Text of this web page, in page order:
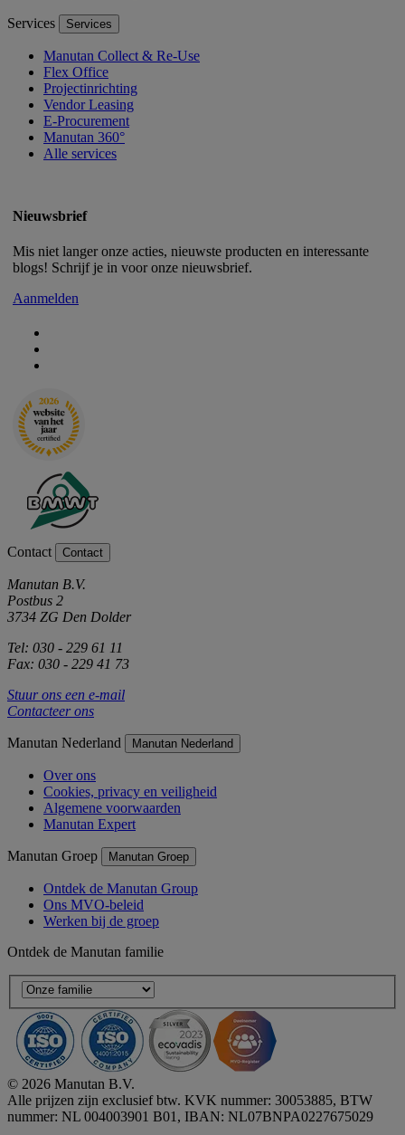
Services Services
Manutan Collect & Re-Use
Flex Office
Projectinrichting
Vendor Leasing
E-Procurement
Manutan 360°
Alle services
Nieuwsbrief
Mis niet langer onze acties, nieuwste producten en interessante
blogs! Schrijf je in voor onze nieuwsbrief.
Aanmelden
Contact Contact
Manutan B.V.
Postbus 2
3734 ZG Den Dolder
Tel: 030 - 229 61 11
Fax: 030 - 229 41 73
Stuur ons een e-mail
Contacteer ons
Manutan Nederland Manutan Nederland
Over ons
Cookies, privacy en veiligheid
Algemene voorwaarden
Manutan Expert
Manutan Groep Manutan Groep
Ontdek de Manutan Group
Ons MVO-beleid
Werken bij de groep
Ontdek de Manutan familie
© 2026 Manutan B.V.
Alle prijzen zijn exclusief btw. KVK nummer: 30053885, BTW
nummer: NL 004003901 B01, IBAN: NL07BNPA0227675029